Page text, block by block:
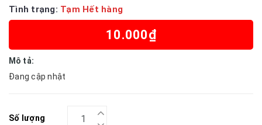
Tình trạng: Tạm Hết hàng
10.000₫
Mô tả:
Đang cập nhật
Số lượng